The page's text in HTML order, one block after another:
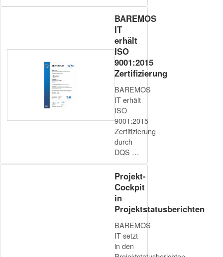
BAREMOS
IT
erhält
ISO
9001:2015
Zertifizierung
BAREMOS
IT erhält
ISO
9001:2015
Zertifizierung
durch
DQS …
Projekt-
Cockpit
in
Projektstatusberichten
BAREMOS
IT setzt
in den